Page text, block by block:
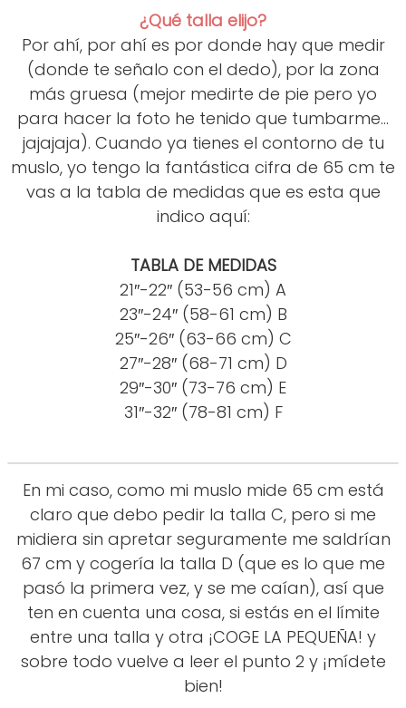
¿Qué talla elijo?
Por ahí, por ahí es por donde hay que medir
(donde te señalo con el dedo), por la zona
más gruesa (mejor medirte de pie pero yo
para hacer la foto he tenido que tumbarme...
jajajaja). Cuando ya tienes el contorno de tu
muslo, yo tengo la fantástica cifra de 65 cm te
vas a la tabla de medidas que es esta que
indico aquí:
TABLA DE MEDIDAS
21″-22″ (53-56 cm) A
23″-24″ (58-61 cm) B
25″-26″ (63-66 cm) C
27″-28″ (68-71 cm) D
29″-30″ (73-76 cm) E
31″-32″ (78-81 cm) F
En mi caso, como mi muslo mide 65 cm está
claro que debo pedir la talla C, pero si me
midiera sin apretar seguramente me saldrían
67 cm y cogería la talla D (que es lo que me
pasó la primera vez, y se me caían), así que
ten en cuenta una cosa, si estás en el límite
entre una talla y otra ¡COGE LA PEQUEÑA! y
sobre todo vuelve a leer el punto 2 y ¡mídete
bien!